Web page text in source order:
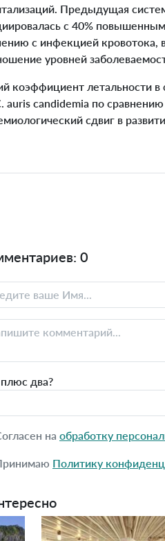
Предыдущая
с 40%
с инфекцией кровотока,
уровней
коэффициент летальности в
auris candidemia по
сдвиг в
0
два?
на обработку
Политику